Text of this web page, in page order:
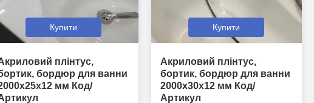
Купити
плінтус,
бордюр для ванни
мм Код/
Купити
Акриловий плінтус,
бортик, бордюр для ванни
2000х30х12 мм Код/
Артикул